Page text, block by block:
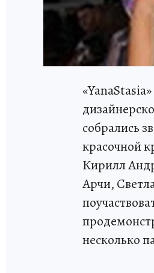
собрались
красочной
Кирилл
Арчи,
несколько